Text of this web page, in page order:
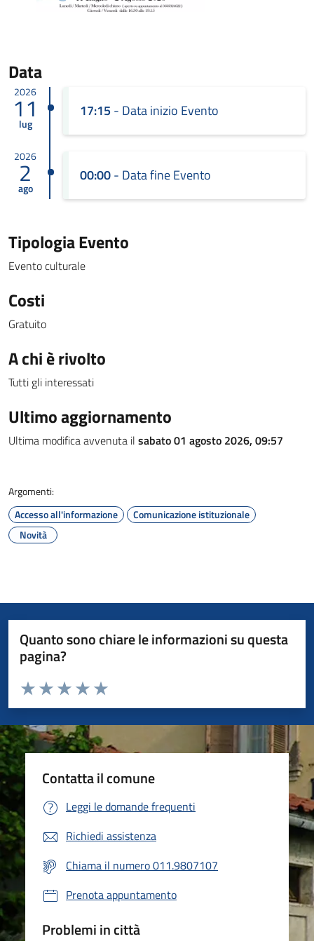
Data
2026
11
lug
17:15 - Data inizio Evento
2026
2
ago
00:00- Data fine Evento
Tipologia Evento
Evento culturale
Costi
Gratuito
A chi è rivolto
Tutti gli interessati
Ultimo aggiornamento
Ultima modifica avvenuta il sabato 01 agosto 2026, 09:57
Argomenti:
Accesso all'informazione
Comunicazione istituzionale
Novità
Quanto sono chiare le informazioni su questa
pagina?
Valuta da 1 a 5 stelle la pagina
Valuta 5 stelle su 5
Valuta 4 stelle su 5
Valuta 3 stelle su 5
Valuta 2 stelle su 5
Valuta 1 stelle su 5
Contatta il comune
Leggi le domande frequenti
Richiedi assistenza
Chiama il numero 011.9807107
Prenota appuntamento
Problemi in città